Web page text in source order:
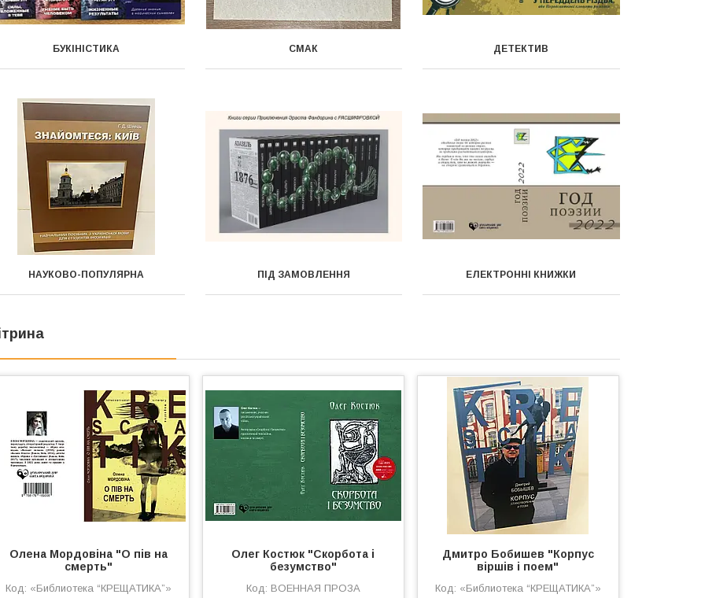
БУКІНІСТИКА СМАК ДЕТЕКТИВ
НАУКОВО-ПОПУЛЯРНА ПІД ЗАМОВЛЕННЯ ЕЛЕКТРОННІ КНИЖКИ
Олена Мордовіна "О пів на
смерть"
«Библиотека “КРЕЩАТИКА”»
Олег Костюк "Скорбота і
безумство"
ВОЕННАЯ ПРОЗА
Дмитро Бобишев "Корпус
віршів і поем"
«Библиотека “КРЕЩАТИКА”»